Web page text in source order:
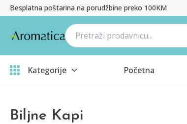
Besplatna poštarina na porudžbine preko 100KM
Kategorije Početna
Biljne Kapi